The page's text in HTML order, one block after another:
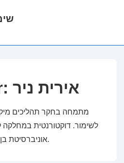
Author: אירית ניר
מתמחה בחקר תהליכים
לשימור. דוקטורנטית במחלקה
אוניברסיטת בן -גוריון.